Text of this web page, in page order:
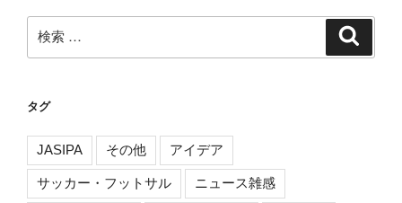
ゲ
ー
ョ
ン
ジ
検
索:
タグ
JASIPA その他 アイデア
サッカー・フットサル ニュース雑感